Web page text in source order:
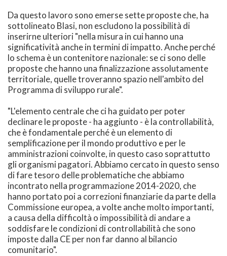
Da questo lavoro sono emerse sette proposte che, ha
sottolineato Blasi, non escludono la possibilità di
inserirne ulteriori "nella misura in cui hanno una
significatività anche in termini di impatto. Anche perché
lo schema è un contenitore nazionale: se ci sono delle
proposte che hanno una finalizzazione assolutamente
territoriale, quelle troveranno spazio nell'ambito del
Programma di sviluppo rurale".
"L'elemento centrale che ci ha guidato per poter
declinare le proposte - ha aggiunto - è la controllabilità,
che è fondamentale perché è un elemento di
semplificazione per il mondo produttivo e per le
amministrazioni coinvolte, in questo caso soprattutto
gli organismi pagatori. Abbiamo cercato in questo senso
di fare tesoro delle problematiche che abbiamo
incontrato nella programmazione 2014-2020, che
hanno portato poi a correzioni finanziarie da parte della
Commissione europea, a volte anche molto importanti,
a causa della difficoltà o impossibilità di andare a
soddisfare le condizioni di controllabilità che sono
imposte dalla CE per non far danno al bilancio
comunitario".